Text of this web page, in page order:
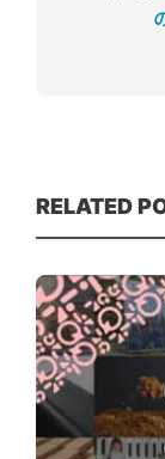
RELATED